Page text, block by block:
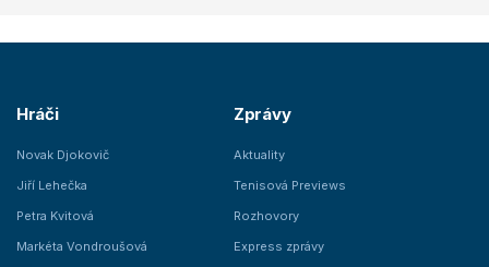
Hráči
Novak Djokovič
Jiří Lehečka
Petra Kvitová
Markéta Vondroušová
Zprávy
Aktuality
Tenisová Previews
Rozhovory
Express zprávy